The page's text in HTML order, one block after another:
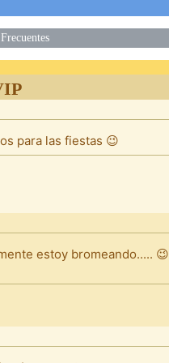
para las fiestas 😉
estoy bromeando..... 😉